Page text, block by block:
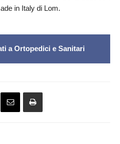
in Italy di Lom.
a Ortopedici e Sanitari